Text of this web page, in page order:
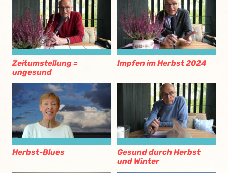
Zeitumstellung =
ungesund
Impfen im Herbst 2024
Herbst-Blues
Gesund durch Herbst
und Winter